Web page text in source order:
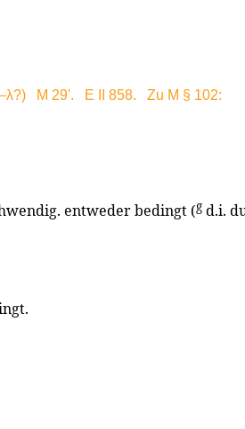
M 29'. E II 858. Zu M § 102:
entweder bedingt (g d.i.